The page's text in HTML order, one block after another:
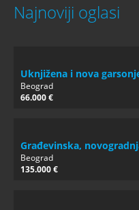
Najnoviji oglasi
Uknjižena i nova
Beograd
66.000 €
Građevinska,
Beograd
135.000 €